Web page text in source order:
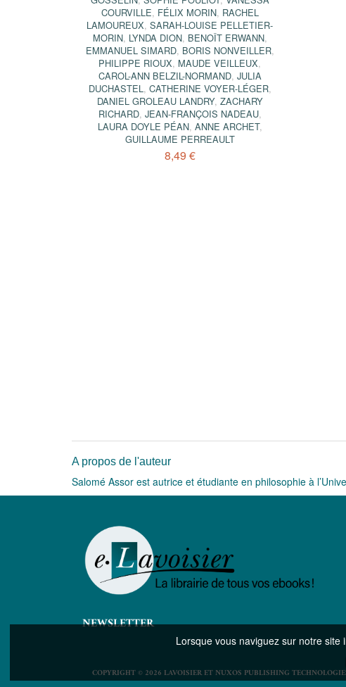
Lorsque vous naviguez sur notre
COURVILLE, FÉLIX MORIN, RACHEL
LAMOUREUX,SARAH-LOUISE PELLETIER-
MORIN, LYNDA DION, BENOÎT ERWANN,
EMMANUEL SIMARD, BORIS NONVEILLER,
PHILIPPE RIOUX, MAUDE VEILLEUX,
CAROL-ANN BELZIL-NORMAND, JULIA
DUCHASTEL , CATHERINE VOYER-LÉGER,
DANIEL GROLEAU LANDRY, ZACHARY
RICHARD, JEAN-FRANÇOIS NADEAU,
LAURA DOYLE PÉAN, ANNE ARCHET,
GUILLAUME PERREAULT
8,49 €
A propos de l'auteur
Salomé Assor est autrice et étudiante en philosophie à
NEWSLETTER
COPYRIGHT © 2026 LAVOISIER ET NUXOS PUBLISHING